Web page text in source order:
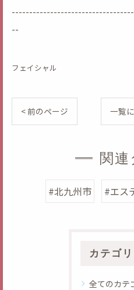
--
フェイシャル
< 前のページ 一覧
関連
#北九州市 #エス
カテゴ
全てのカテ